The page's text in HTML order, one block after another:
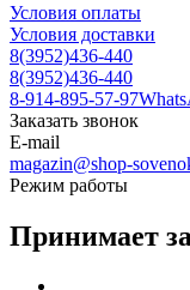
Условия оплаты
Условия доставки
8(3952)436-440
8(3952)436-440
8-914-895-57-97
Заказать звонок
E-mail
magazin@shop-
Режим работы
Принимает